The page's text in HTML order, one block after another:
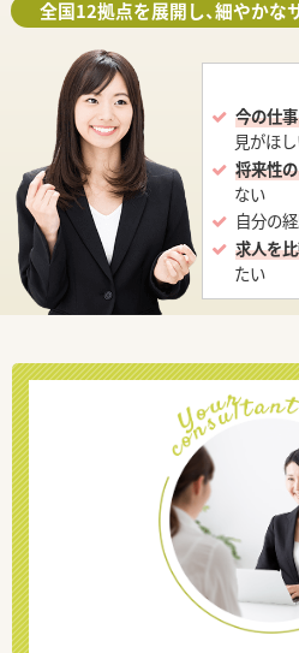
全国12拠点を展開し、細やかな
今の仕
見がほ
将来性
ない
自分の
求人を
たい